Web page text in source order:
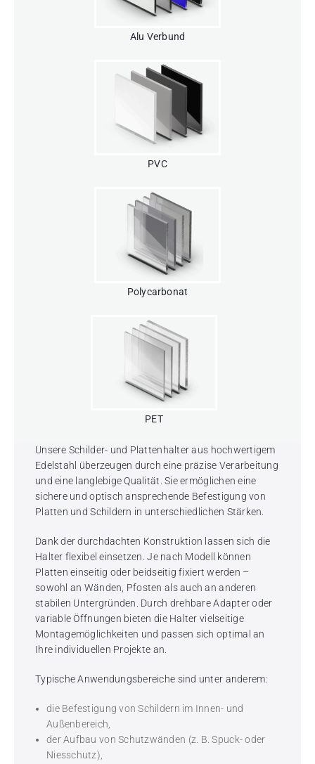
Alu Verbund
PVC
Polycarbonat
PET
Unsere Schilder- und Plattenhalter aus hochwertigem
Edelstahl überzeugen durch eine präzise Verarbeitung
und eine langlebige Qualität. Sie ermöglichen eine
sichere und optisch ansprechende Befestigung von
Platten und Schildern in unterschiedlichen Stärken.
Dank der durchdachten Konstruktion lassen sich die
Halter flexibel einsetzen. Je nach Modell können
Platten einseitig oder beidseitig fixiert werden –
sowohl an Wänden, Pfosten als auch an anderen
stabilen Untergründen. Durch drehbare Adapter oder
variable Öffnungen bieten die Halter vielseitige
Montagemöglichkeiten und passen sich optimal an
Ihre individuellen Projekte an.
Typische Anwendungsbereiche sind unter anderem:
die Befestigung von Schildern im Innen- und
Außenbereich,
der Aufbau von Schutzwänden (z. B. Spuck- oder
Niesschutz),